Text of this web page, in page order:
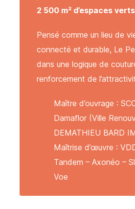
2 500 m² d’espaces
Pensé comme un lieu de
connecté et durable, Le
dans une logique de
renforcement de
Maître d’ouvrage :
Damaflor (Ville
DEMATHIEU BARD
Maîtrise d’œuvre :
Tandem – Axonéo –
Voe
J’accepte que les informations
et de la relation commerciale
confidentielles. Vous pouvez à tout moment